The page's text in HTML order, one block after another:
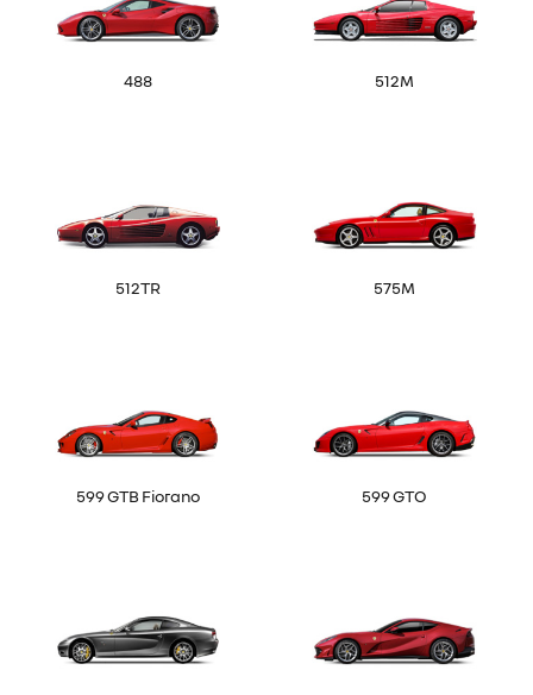
488 512M
512TR 575M
599 GTB Fiorano 599 GTO